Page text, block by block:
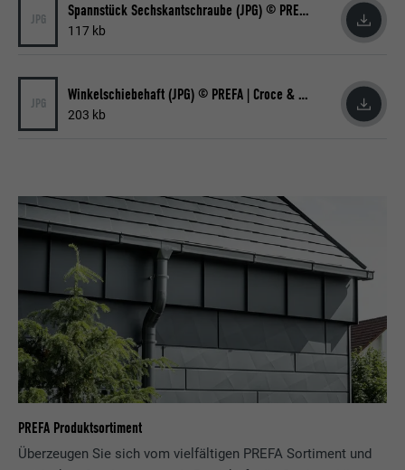
JPG Spannstück Sechskantschraube (JPG) © PREFA | Croce & Wir
117 kb
JPG Winkelschiebehaft (JPG) © PREFA | Croce & Wir
203 kb
PREFA Produktsortiment
Überzeugen Sie sich vom vielfältigen PREFA Sortiment und